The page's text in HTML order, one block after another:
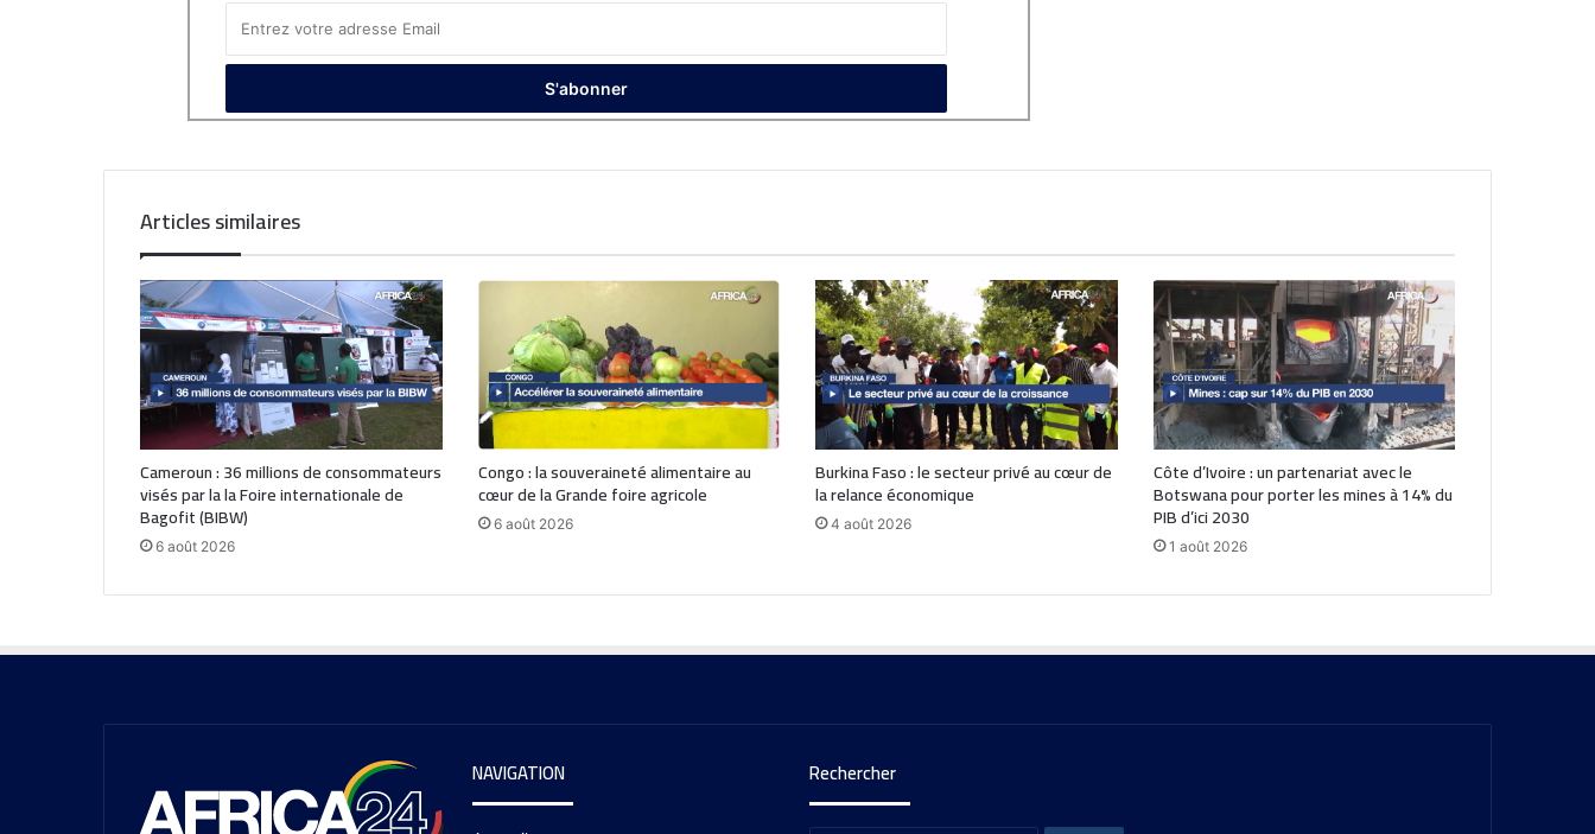
Articles similaires
Cameroun : 36 millions de consommateurs
visés par la la Foire internationale de
Bagofit (BIBW)
6 août 2026
Congo : la souveraineté alimentaire au
cœur de la Grande foire agricole
6 août 2026
Burkina Faso : le secteur privé au cœur de
la relance économique
4 août 2026
Côte d’Ivoire : un partenariat avec le
Botswana pour porter les mines à 14% du
PIB d’ici 2030
1 août 2026
NAVIGATION Rechercher